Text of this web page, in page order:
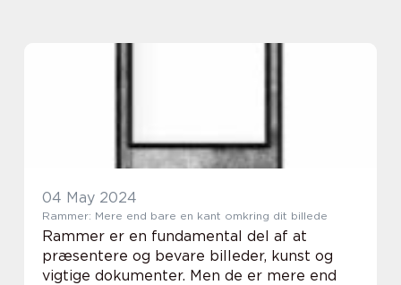
04 May 2024
Rammer: Mere end bare en kant omkring dit billede
Rammer er en fundamental del af at
præsentere og bevare billeder, kunst og
vigtige dokumenter. Men de er mere end